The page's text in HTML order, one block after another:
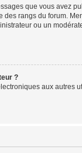
que vous avez
rangs du forum.
ou un
?
aux autres